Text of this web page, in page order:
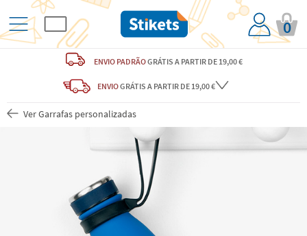
0
ENVIO PADRÃOGRÁTIS A PARTIR DE 19,00 €
ENVIOGRÁTIS A PARTIR DE 19,00 €
Ver Garrafas personalizadas